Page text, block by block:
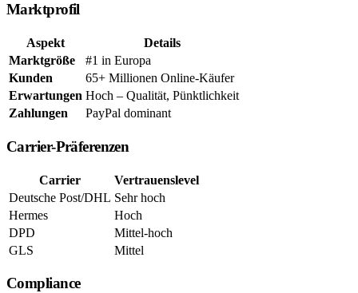
Marktprofil
Aspekt
Details
Marktgröße
#1 in Europa
Kunden
65+ Millionen Online-Käufer
Erwartungen Hoch – Qualität, Pünktlichkeit
Zahlungen
PayPal dominant
Carrier-Präferenzen
Carrier
Vertrauenslevel
Deutsche Post/DHL Sehr hoch
Hermes
Hoch
DPD
Mittel-hoch
GLS
Mittel
Compliance